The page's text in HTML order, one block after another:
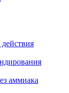
аммиака